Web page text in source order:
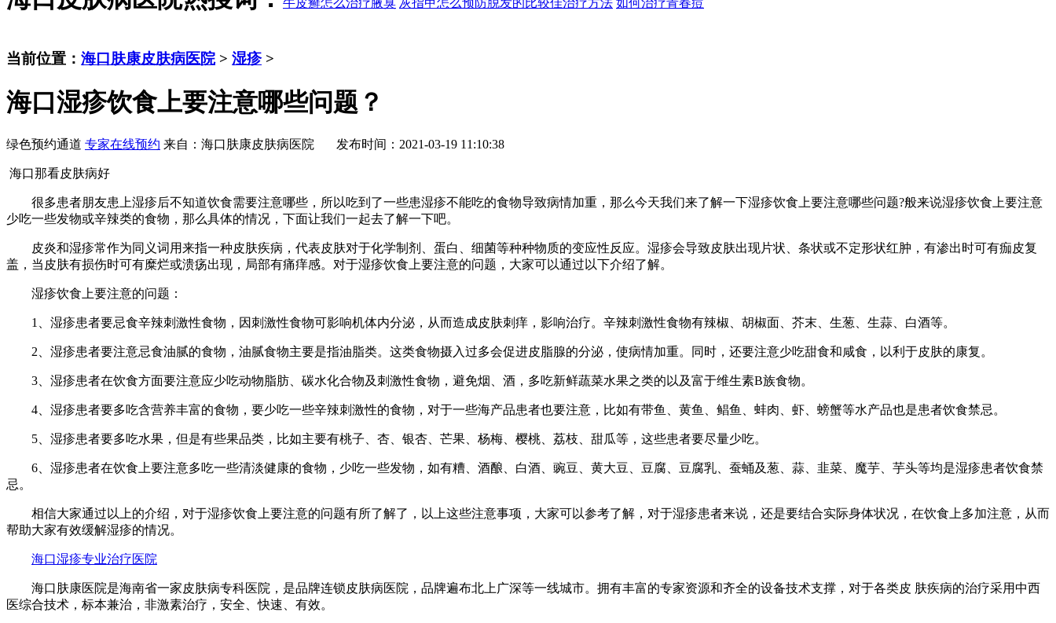
牛皮癣怎么治疗腋臭 灰指甲怎么预防脱发的比较佳治疗方法 如何治疗青春痘
当前位置： 海口肤康皮肤病医院> 湿疹>
海口湿疹饮食上要注意哪些问题？
绿色预约通道 专家在线预约 来自：海口肤康皮肤病医院 发布时间：2021-03-19 11:10:38
海口那看皮肤病好
很多患者朋友患上湿疹后不知道饮食需要注意哪些，所以吃到了一些患湿疹不能吃的食物导致病情加重，那么今天我们来了解一下湿疹饮食上要注意哪些问题?般来说湿疹饮食上要注意
少吃一些发物或辛辣类的食物，那么具体的情况，下面让我们一起去了解一下吧。
皮炎和湿疹常作为同义词用来指一种皮肤疾病，代表皮肤对于化学制剂、蛋白、细菌等种种物质的变应性反应。湿疹会导致皮肤出现片状、条状或不定形状红肿，有渗出时可有痂皮复
盖，当皮肤有损伤时可有糜烂或溃疡出现，局部有痛痒感。对于湿疹饮食上要注意的问题，大家可以通过以下介绍了解。
湿疹饮食上要注意的问题：
1、湿疹患者要忌食辛辣刺激性食物，因刺激性食物可影响机体内分泌，从而造成皮肤刺痒，影响治疗。辛辣刺激性食物有辣椒、胡椒面、芥末、生葱、生蒜、白酒等。
2、湿疹患者要注意忌食油腻的食物，油腻食物主要是指油脂类。这类食物摄入过多会促进皮脂腺的分泌，使病情加重。同时，还要注意少吃甜食和咸食，以利于皮肤的康复。
3、湿疹患者在饮食方面要注意应少吃动物脂肪、碳水化合物及刺激性食物，避免烟、酒，多吃新鲜蔬菜水果之类的以及富于维生素B族食物。
4、湿疹患者要多吃含营养丰富的食物，要少吃一些辛辣刺激性的食物，对于一些海产品患者也要注意，比如有带鱼、黄鱼、鲳鱼、蚌肉、虾、螃蟹等水产品也是患者饮食禁忌。
5、湿疹患者要多吃水果，但是有些果品类，比如主要有桃子、杏、银杏、芒果、杨梅、樱桃、荔枝、甜瓜等，这些患者要尽量少吃。
6、湿疹患者在饮食上要注意多吃一些清淡健康的食物，少吃一些发物，如有糟、酒酿、白酒、豌豆、黄大豆、豆腐、豆腐乳、蚕蛹及葱、蒜、韭菜、魔芋、芋头等均是湿疹患者饮食禁
忌。
相信大家通过以上的介绍，对于湿疹饮食上要注意的问题有所了解了，以上这些注意事项，大家可以参考了解，对于湿疹患者来说，还是要结合实际身体状况，在饮食上多加注意，从而
帮助大家有效缓解湿疹的情况。
海口湿疹专业治疗医院
海口肤康医院是海南省一家皮肤病专科医院，是品牌连锁皮肤病医院，品牌遍布北上广深等一线城市。拥有丰富的专家资源和齐全的设备技术支撑，对于各类皮 肤疾病的治疗采用中西
医综合技术，标本兼治，非激素治疗，安全、快速、有效。